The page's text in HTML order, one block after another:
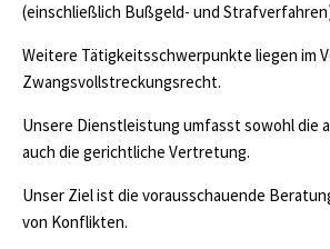
(einschließlich Bußgeld- und
Weitere Tätigkeitsschwerpunkte liegen im
Zwangsvollstreckungsrecht.
Unsere Dienstleistung umfasst sowohl die
auch die gerichtliche Vertretung.
Unser Ziel ist die vorausschauende
von Konflikten.